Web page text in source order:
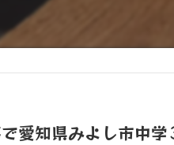
愛知県みよし市中